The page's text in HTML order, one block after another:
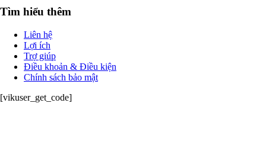
Tìm hiểu thêm
Liên hệ
Lợi ích
Trợ giúp
Điều khoản & Điều kiện
Chính sách bảo mật
[vikuser_get_code]